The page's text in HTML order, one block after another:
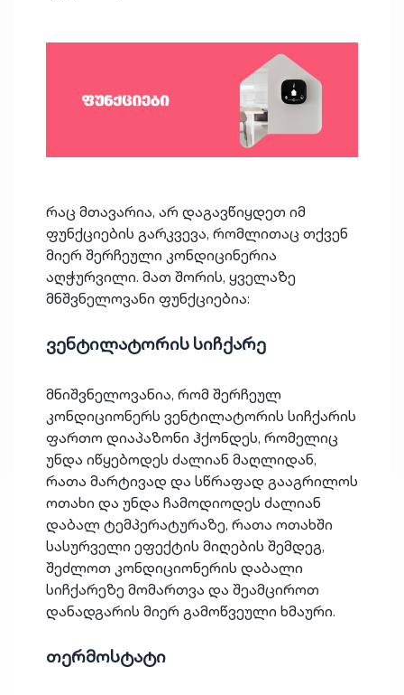
რაც მთავარია, არ დაგავწიყდეთ იმ
ფუნქციების გარკვევა, რომლითაც თქვენ
მიერ შერჩეული კონდიცინერია
აღჭურვილი. მათ შორის, ყველაზე
მნშვნელოვანი ფუნქციებია:
ვენტილატორის სიჩქარე
მნიშვნელოვანია, რომ შერჩეულ
კონდიციონერს ვენტილატორის სიჩქარის
ფართო დიაპაზონი ჰქონდეს, რომელიც
უნდა იწყებოდეს ძალიან მაღლიდან,
რათა მარტივად და სწრაფად გააგრილოს
ოთახი და უნდა ჩამოდიოდეს ძალიან
დაბალ ტემპერატურაზე, რათა ოთახში
სასურველი ეფექტის მიღების შემდეგ,
შეძლოთ კონდიციონერის დაბალი
სიჩქარეზე მომართვა და შეამციროთ
დანადგარის მიერ გამოწვეული ხმაური.
თერმოსტატი